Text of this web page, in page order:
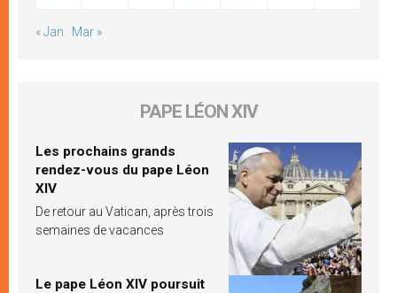
« Jan Mar »
PAPE LÉON XIV
Les prochains grands
rendez-vous du pape Léon
XIV
De retour au Vatican, après trois
semaines de vacances
Le pape Léon XIV poursuit